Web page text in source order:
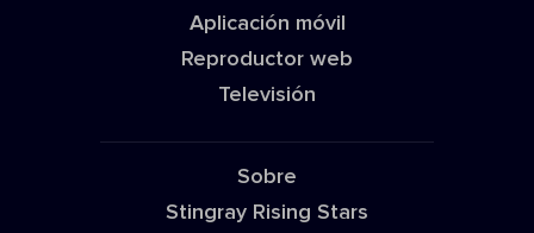
Aplicación móvil
Reproductor web
Televisión
Sobre
Stingray Rising Stars